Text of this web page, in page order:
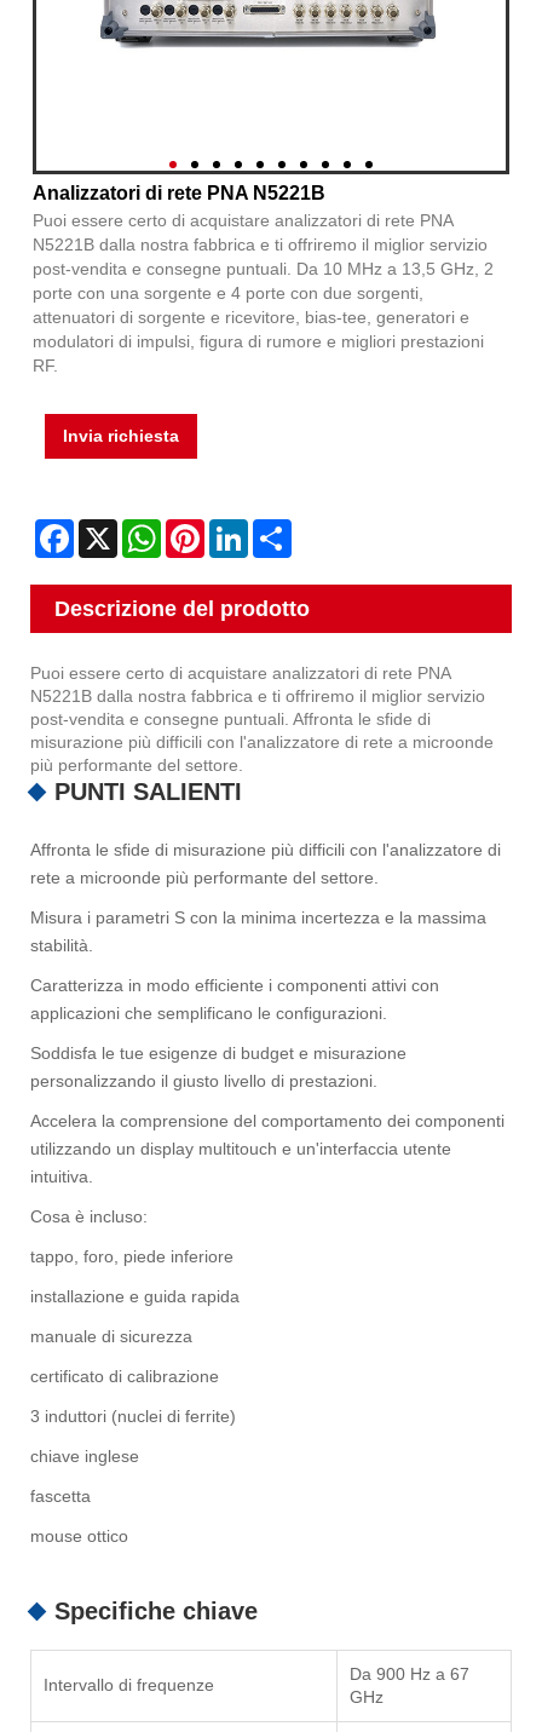
Analizzatori di rete PNA N5221B
Puoi essere certo di acquistare analizzatori di rete PNA
N5221B dalla nostra fabbrica e ti offriremo il miglior servizio
post-vendita e consegne puntuali. Da 10 MHz a 13,5 GHz, 2
porte con una sorgente e 4 porte con due sorgenti,
attenuatori di sorgente e ricevitore, bias-tee, generatori e
modulatori di impulsi, figura di rumore e migliori prestazioni
RF.
Invia richiesta
Facebook
X WhatsAppPinterestLinkedIn
Descrizione del prodotto
Puoi essere certo di acquistare analizzatori di rete PNA
N5221B dalla nostra fabbrica e ti offriremo il miglior servizio
post-vendita e consegne puntuali. Affronta le sfide di
misurazione più difficili con l'analizzatore di rete a microonde
più performante del settore.
PUNTI SALIENTI
Affronta le sfide di misurazione più difficili con l'analizzatore di
rete a microonde più performante del settore.
Misura i parametri S con la minima incertezza e la massima
stabilità.
Caratterizza in modo efficiente i componenti attivi con
applicazioni che semplificano le configurazioni.
Soddisfa le tue esigenze di budget e misurazione
personalizzando il giusto livello di prestazioni.
Accelera la comprensione del comportamento dei componenti
utilizzando un display multitouch e un'interfaccia utente
intuitiva.
Cosa è incluso:
tappo, foro, piede inferiore
installazione e guida rapida
manuale di sicurezza
certificato di calibrazione
3 induttori (nuclei di ferrite)
chiave inglese
fascetta
mouse ottico
Specifiche chiave
Intervallo di frequenze
Da 900 Hz a 67
GHz